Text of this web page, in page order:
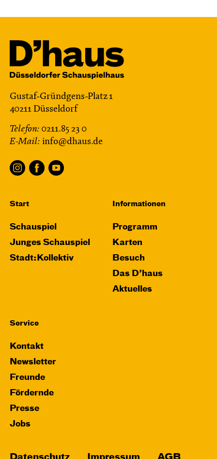
Gustaf-Gründgens-Platz 1
40211 Düsseldorf
Telefon: 0211.85 23 0
E-Mail: info@dhaus.de
Start
Schauspiel
Junges Schauspiel
Stadt:Kollektiv
Informationen
Programm
Karten
Besuch
Das D’haus
Aktuelles
Service
Kontakt
Newsletter
Freunde
Fördernde
Presse
Jobs